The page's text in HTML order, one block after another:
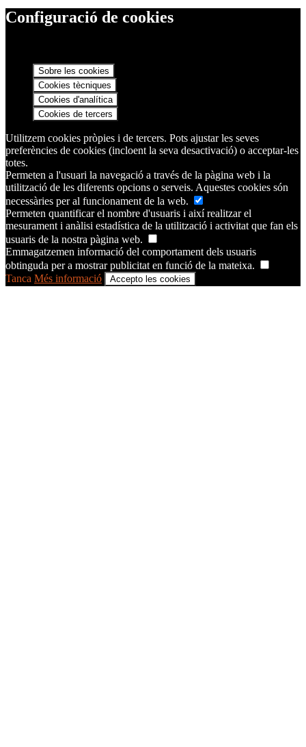
Configuració de cookies
Sobre les cookies
Cookies tècniques
Cookies d'analítica
Cookies de tercers
Utilitzem cookies pròpies i de tercers. Pots ajustar les seves
preferències de cookies (incloent la seva desactivació) o acceptar-les
totes.
Permeten a l'usuari la navegació a través de la pàgina web i la
utilització de les diferents opcions o serveis. Aquestes cookies són
necessàries per al funcionament de la web.
Permeten quantificar el nombre d'usuaris i així realitzar el
mesurament i anàlisi estadística de la utilització i activitat que fan els
usuaris de la nostra pàgina web.
Emmagatzemen informació del comportament dels usuaris
obtinguda per a mostrar publicitat en funció de la mateixa.
Tanca Més informació Accepto les cookies